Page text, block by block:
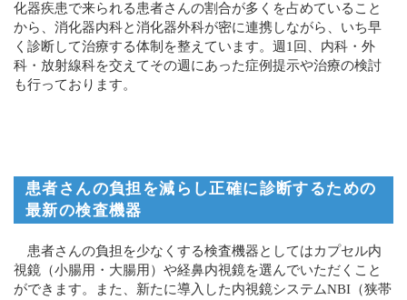
化器疾患で来られる患者さんの割合が多くを占めていること
から、消化器内科と消化器外科が密に連携しながら、いち早
く診断して治療する体制を整えています。週1回、内科・外
科・放射線科を交えてその週にあった症例提示や治療の検討
も行っております。
患者さんの負担を減らし正確に診断するための
最新の検査機器
患者さんの負担を少なくする検査機器としてはカプセル内
視鏡（小腸用・大腸用）や経鼻内視鏡を選んでいただくこと
ができます。また、新たに導入した内視鏡システムNBI（狭帯